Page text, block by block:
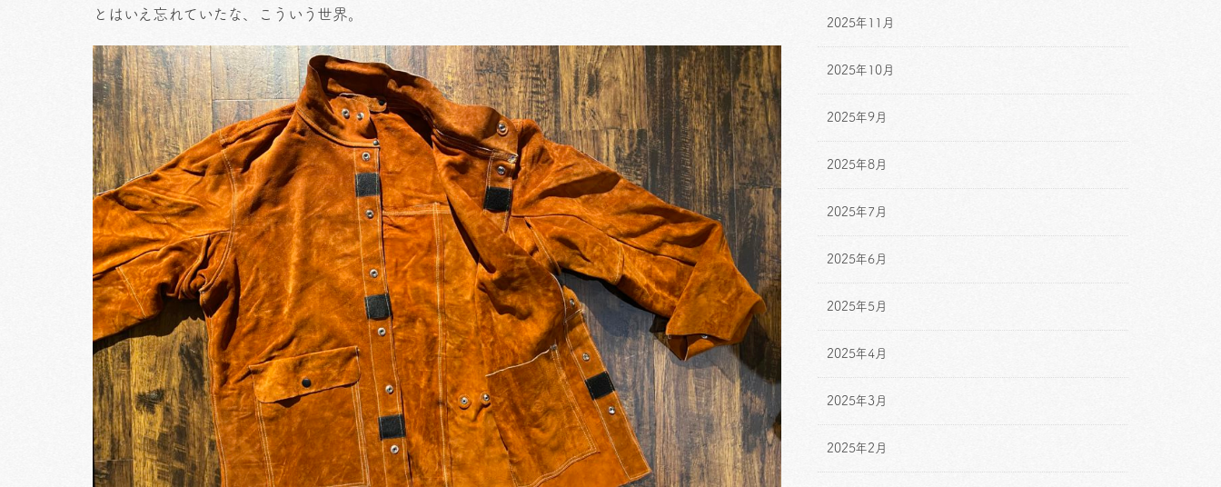
とはいえ忘れていたな、こういう世界。
2025年11月
2025年10月
2025年9月
2025年8月
2025年7月
2025年6月
2025年5月
2025年4月
2025年3月
2025年2月